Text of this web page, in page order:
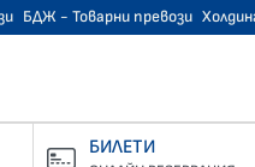
БДЖ - Товарни превози
БИЛЕТИ